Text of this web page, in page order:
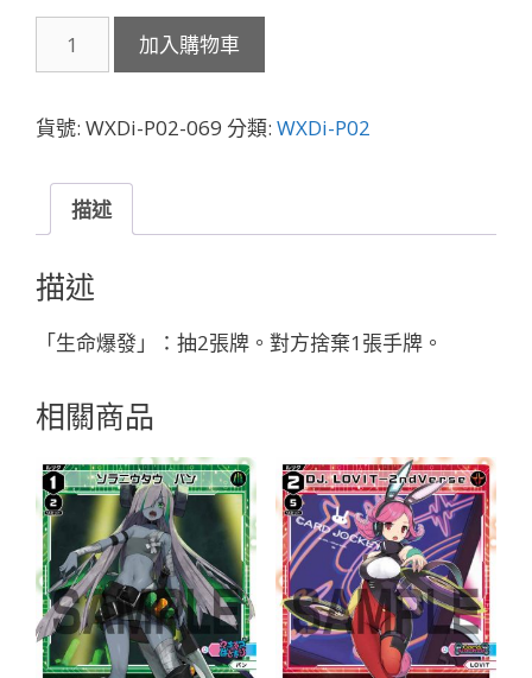
P02-
羅
ド
ド
「藍
色
精
羅：
宙
LV2
有
LB」
數
量
加入購物車
貨號: WXDi-P02-069 分類: WXDi-P02
描述
描述
「生命爆發」：抽2張牌。對方捨棄1張手牌。
相關商品